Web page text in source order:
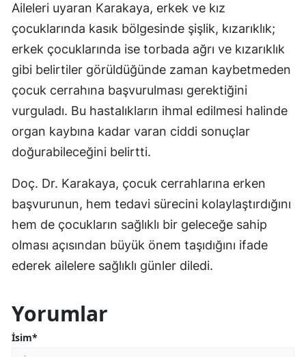
Aileleri uyaran Karakaya, erkek ve kız
çocuklarında kasık bölgesinde şişlik, kızarıklık;
erkek çocuklarında ise torbada ağrı ve kızarıklık
gibi belirtiler görüldüğünde zaman kaybetmeden
çocuk cerrahına başvurulması gerektiğini
vurguladı. Bu hastalıkların ihmal edilmesi halinde
organ kaybına kadar varan ciddi sonuçlar
doğurabileceğini belirtti.
Doç. Dr. Karakaya, çocuk cerrahlarına erken
başvurunun, hem tedavi sürecini kolaylaştırdığını
hem de çocukların sağlıklı bir geleceğe sahip
olması açısından büyük önem taşıdığını ifade
ederek ailelere sağlıklı günler diledi.
Yorumlar
İsim*